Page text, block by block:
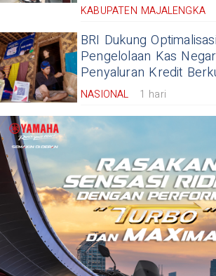
KABUPATEN MAJALENGKA
BRI Dukung
Pengelolaan Kas
Penyaluran Kredit
NASIONAL 1 hari